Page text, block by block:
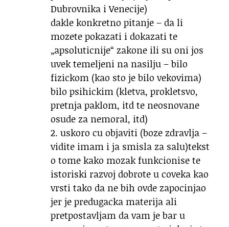
Dubrovnika i Venecije)
dakle konkretno pitanje – da li
mozete pokazati i dokazati te
„apsoluticnije“ zakone ili su oni jos
uvek temeljeni na nasilju – bilo
fizickom (kao sto je bilo vekovima)
bilo psihickim (kletva, prokletsvo,
pretnja paklom, itd te neosnovane
osude za nemoral, itd)
2. uskoro cu objaviti (boze zdravlja –
vidite imam i ja smisla za salu)tekst
o tome kako mozak funkcionise te
istoriski razvoj dobrote u coveka kao
vrsti tako da ne bih ovde zapocinjao
jer je predugacka materija ali
pretpostavljam da vam je bar u